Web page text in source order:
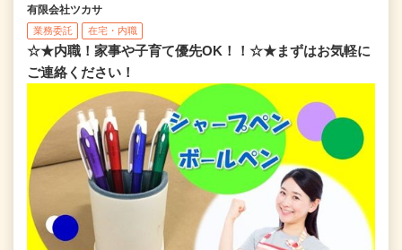
有限会社ツカサ
業務委託 在宅・内職
☆★内職！家事や子育て優先OK！！☆★まずはお気軽に
ご連絡ください！